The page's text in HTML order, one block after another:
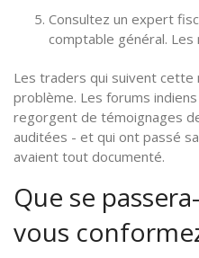
Consultez un expert
comptable général.
Les traders qui suivent cette
problème. Les forums
regorgent de témoignages
auditées - et qui ont passé
avaient tout documenté.
Que se
vous